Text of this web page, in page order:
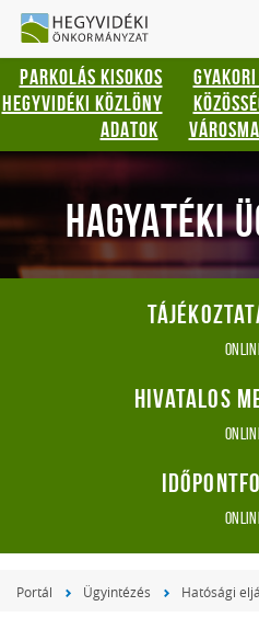
Gyorsbillentyűk
listája
Keresés:
"S"
Bejelentkezés:
"L"
Hegyvidéki
PARKOLÁS KISOKOS
HEGYVIDÉKI KÖZLÖNY
ADATOK
HAGYATÉKI
Hivatalos
Portál Ügyintézés Hatósági